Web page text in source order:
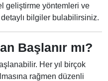
geliştirme yöntemleri ve
bilgiler bulabilirsiniz.
Başlanır mı?
Her yıl birçok
rağmen düzenli